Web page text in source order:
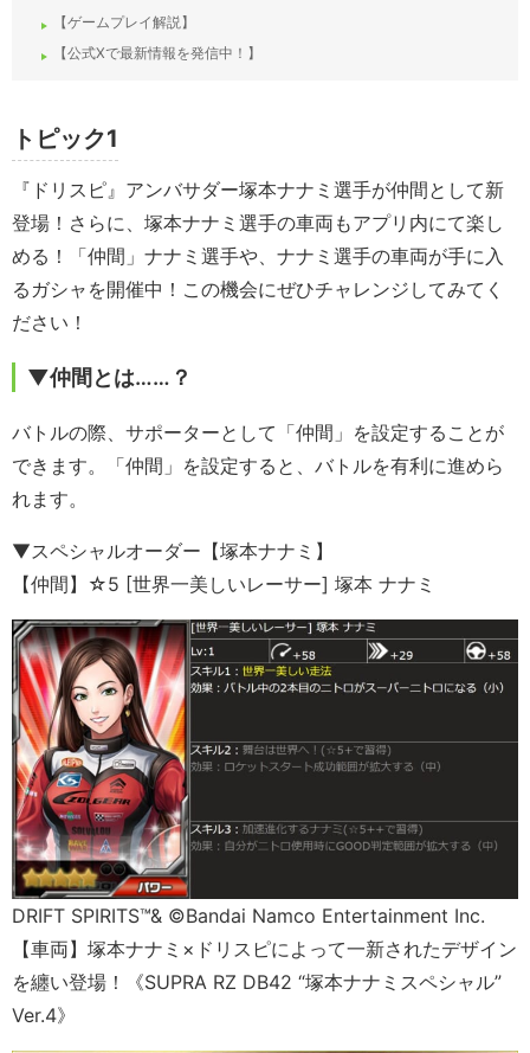
【ゲームプレイ解説】
【公式Xで最新情報を発信中！】
トピック1
『ドリスピ』アンバサダー塚本ナナミ選手が仲間として新
登場！さらに、塚本ナナミ選手の車両もアプリ内にて楽し
める！「仲間」ナナミ選手や、ナナミ選手の車両が手に入
るガシャを開催中！この機会にぜひチャレンジしてみてく
ださい！
▼仲間とは……？
バトルの際、サポーターとして「仲間」を設定することが
できます。「仲間」を設定すると、バトルを有利に進めら
れます。
▼スペシャルオーダー【塚本ナナミ】
【仲間】☆5 [世界一美しいレーサー] 塚本 ナナミ
DRIFT SPIRITS™& ©Bandai Namco Entertainment Inc.
【車両】塚本ナナミ×ドリスピによって一新されたデザイン
を纏い登場！《SUPRA RZ DB42 “塚本ナナミスペシャル”
Ver.4》